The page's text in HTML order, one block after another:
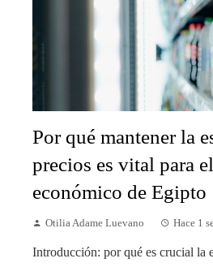
Por qué mantener la
precios es vital para
económico de Egipto
Otilia Adame Luevano Hace 1
Introducción: por qué es crucial la